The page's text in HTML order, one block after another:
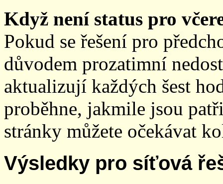
Když není status pro
Pokud se řešení pro
důvodem prozatimní
aktualizují každých šest
proběhne, jakmile jsou
stránky můžete očekávat
Výsledky pro síťová